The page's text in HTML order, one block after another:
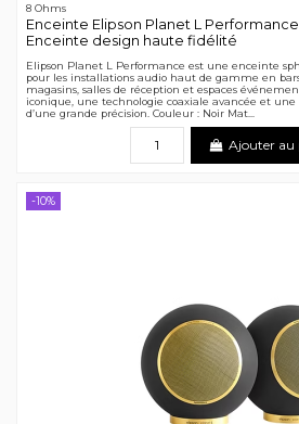
8 Ohms
Enceinte Elipson Planet L
Enceinte design haute fidélité
Elipson Planet L Performance est une enceinte
pour les installations audio haut de gamme en
magasins, salles de réception et espaces
iconique, une technologie coaxiale avancée et une
d’une grande précision. Couleur : Noir Mat...
Ajouter au
-10%